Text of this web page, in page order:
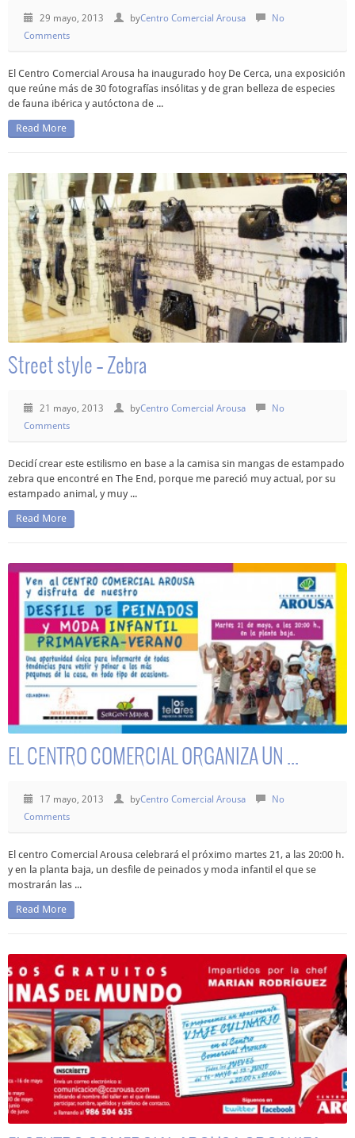
29 mayo, 2013 byCentro Comercial Arousa
No
Comments
El Centro Comercial Arousa ha inaugurado hoy De Cerca, una exposición
que reúne más de 30 fotografías insólitas y de gran belleza de especies
de fauna ibérica y autóctona de ...
Read More
Street style – Zebra
21 mayo, 2013 byCentro Comercial Arousa
No
Comments
Decidí crear este estilismo en base a la camisa sin mangas de estampado
zebra que encontré en The End, porque me pareció muy actual, por su
estampado animal, y muy ...
Read More
EL CENTRO COMERCIAL ORGANIZA UN ...
17 mayo, 2013 byCentro Comercial Arousa
No
Comments
El centro Comercial Arousa celebrará el próximo martes 21, a las 20:00 h.
y en la planta baja, un desfile de peinados y moda infantil el que se
mostrarán las ...
Read More